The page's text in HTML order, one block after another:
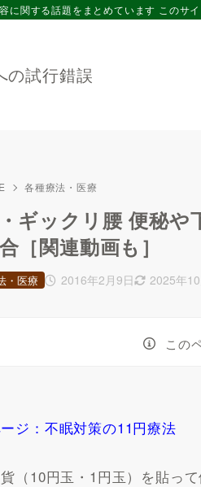
の試行錯誤
に関する話題をまとめています このサ
各種療法・医療
ギックリ腰 便秘や
［関連動画も］
2016年2月9日 2025年
・医療
この
ジ：不眠対策の11円療法
（10円玉・1円玉）を貼っ